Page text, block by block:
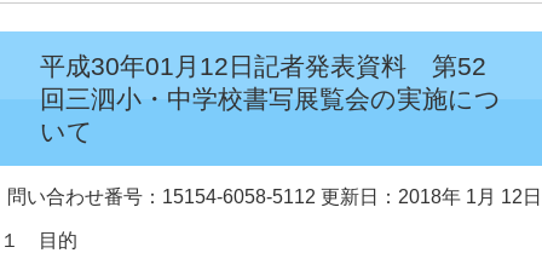
平成30年01月12日記者発表資料 第52
回三泗小・中学校書写展覧会の実施につ
いて
問い合わせ番号：15154-6058-5112 更新日：2018年 1月 12日
１ 目的